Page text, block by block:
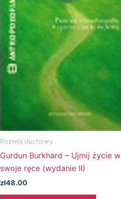
Rozwój duchowy
Gurdun Burkhard – Ujmij życie w
swoje ręce (wydanie II)
zł48.00